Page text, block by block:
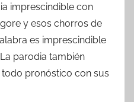
imprescindible con
y esos chorros de
es imprescindible
parodia también
pronóstico con sus